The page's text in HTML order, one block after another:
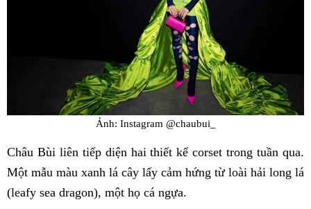
Ảnh: Instagram @chaubui_
Châu Bùi liên tiếp diện hai thiết kế corset trong tuần qua.
Một mẫu màu xanh lá cây lấy cảm hứng từ loài hải long lá
(leafy sea dragon), một họ cá ngựa.